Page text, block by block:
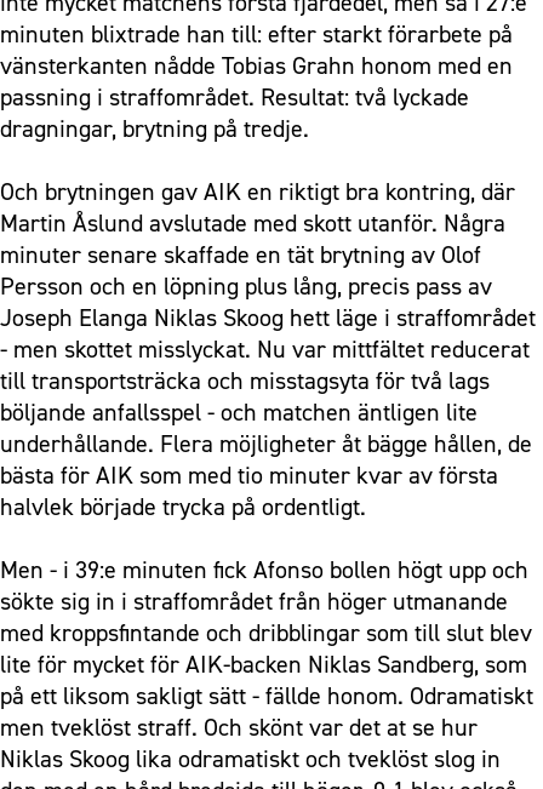
minuten blixtrade han till: efter starkt förarbete på
vänsterkanten nådde Tobias Grahn honom med en
passning i straffområdet. Resultat: två lyckade
dragningar, brytning på tredje.
Och brytningen gav AIK en riktigt bra kontring, där
Martin Åslund avslutade med skott utanför. Några
minuter senare skaffade en tät brytning av Olof
Persson och en löpning plus lång, precis pass av
Joseph Elanga Niklas Skoog hett läge i straffområdet
- men skottet misslyckat. Nu var mittfältet reducerat
till transportsträcka och misstagsyta för två lags
böljande anfallsspel - och matchen äntligen lite
underhållande. Flera möjligheter åt bägge hållen, de
bästa för AIK som med tio minuter kvar av första
halvlek började trycka på ordentligt.
Men - i 39:e minuten fick Afonso bollen högt upp och
sökte sig in i straffområdet från höger utmanande
med kroppsfintande och dribblingar som till slut blev
lite för mycket för AIK-backen Niklas Sandberg, som
på ett liksom sakligt sätt - fällde honom. Odramatiskt
men tveklöst straff. Och skönt var det at se hur
Niklas Skoog lika odramatiskt och tveklöst slog in